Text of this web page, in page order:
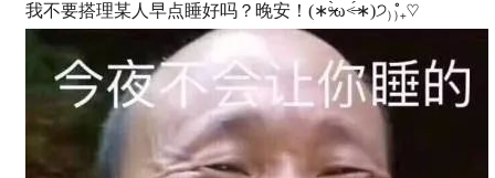
我不要搭理某人早点睡好吗？晚安！(∗ᵒ̶̶̷̀ω˂̶́∗)੭₎₎̊₊♡